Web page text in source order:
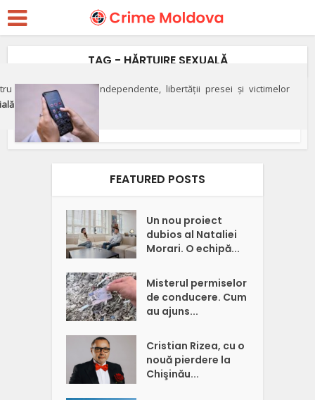
apărarea justiției independente, libertății presei și victimelor
TAG - HĂRŢUIRE SEXUALĂ
Crimă
FEATURED POSTS
Un nou proiect
dubios al Nataliei
Morari. O echipă...
Misterul permiselor
de conducere. Cum
au ajuns...
Cristian Rizea, cu o
nouă pierdere la
Chişinău...